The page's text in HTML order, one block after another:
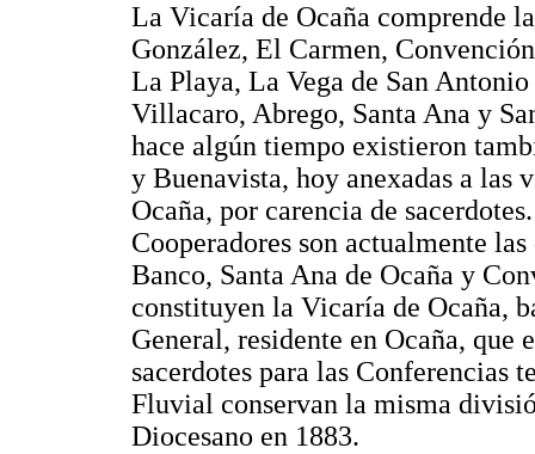
La Vicaría de Ocaña comprende
González, El Carmen,
La Playa, La Vega de San
Villacaro, Abrego, Santa Ana y
hace algún tiempo existieron
y Buenavista, hoy anexadas a las
Ocaña, por carencia de
Cooperadores son actualmente
Banco, Santa Ana de Ocaña y
constituyen la Vicaría de Ocaña,
General, residente en Ocaña, que
sacerdotes para las
Fluvial conservan la misma
Diocesano en 1883.